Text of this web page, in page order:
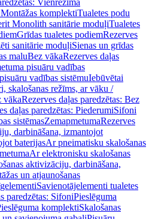
Vienrežīma
komplektiTualetes podu
Monolith sanitārie moduļiTualetes
Grīdas tualetes podiemRezerves
sanitārie moduļiSienas un grīdas
maluBez vākaRezerves daļas
pisuāru vadības
vadības sistēmuIebūvētai
skalošanas režīms, ar vāku /
vākaRezerves daļas paredzētas: Bez
daļas paredzētas: PiederumiSifoni
sistēmasZemapmetumaRezerves
darbināšana, izmantojot
baterijasAr pneimatisku skalošanas
Ar elektronisku skalošanas
aktivizāciju, darbināšana,
un atjaunošanas
Savienotājelementi tualetes
paredzētas: SifoniPieslēguma
komplektiSkalošanas